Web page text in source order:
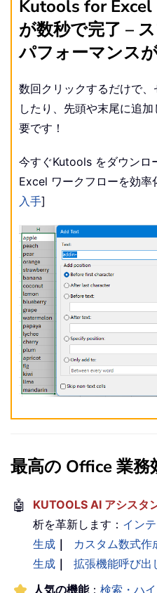
Kutools for
が数秒で完了 –
パフォーマンス
数回クリックするだけで
したり、先頭や末尾に追
要です！
今すぐKutools をダウンロ
Excel ワークフローを効率
入手]
最高の Office 業務
🤖 KUTOOLS AI アシスタ
析を革新します： イン
生成 ｜ カスタム数式作
生成 ｜ 拡張機能呼び出
人気の機能： 検索・ハ